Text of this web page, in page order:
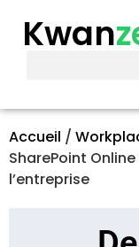
Kwan
Accueil /
SharePoint
l’entreprise